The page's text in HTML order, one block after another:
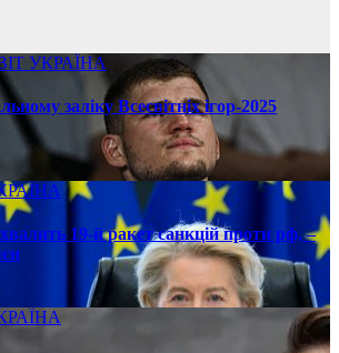
УКРАЇНА
заліку Всесвітніх ігор-2025
19-й ракет санкцій проти рф, –